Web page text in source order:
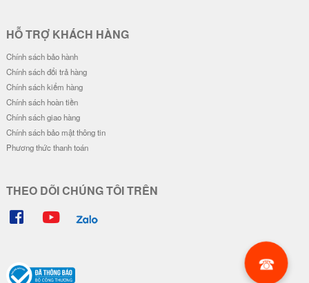
HỖ TRỢ KHÁCH HÀNG
Chính sách bảo hành
Chính sách đổi trả hàng
Chính sách kiểm hàng
Chính sách hoàn tiền
Chính sách giao hàng
Chính sách bảo mật thông tin
Phương thức thanh toán
THEO DÕI CHÚNG TÔI TRÊN